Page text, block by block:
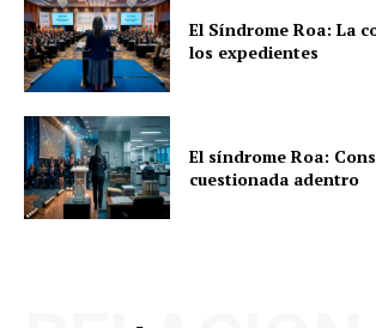
El Síndrome Roa: La
los expedientes
El síndrome Roa:
cuestionada adentro